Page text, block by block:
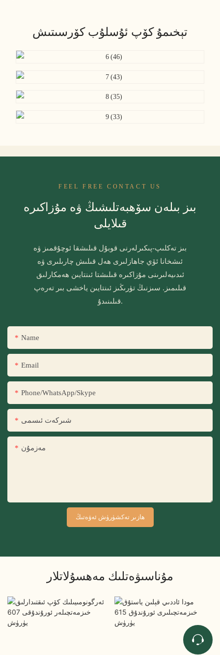
تېخىمۇ كۆپ ئۇسلۇب كۆرسىتىش
FEEL FREE CONTACT US
بىز بىلەن سۆھبەتلىشىڭ ۋە مۇزاكىرە
قىلايلى
بىز تەكلىپ-پىكىرلەرنى قوبۇل قىلىشقا ئوچۇقمىز ۋە
ئىشخانا ئۆي جاھازلىرى ھەل قىلىش چارىلىرى ۋە
ئىدىيەلىرىنى مۇزاكىرە قىلىشتا ئىنتايىن ھەمكارلىق
قىلىمىز. سىزنىڭ تۈرىڭىز ئىنتايىن ياخشى بىر تەرەپ
قىلىنىدۇ.
Name
Email
Phone/WhatsApp/Skype
شىركەت ئىسمى
مەزمۇن
ھازىر تەكشۈرۈش ئەۋەتىڭ
مۇناسىۋەتلىك مەھسۇلاتلار